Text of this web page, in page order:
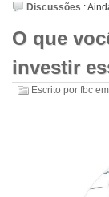
Discussões :
O que
investir
Escrito por fbc em